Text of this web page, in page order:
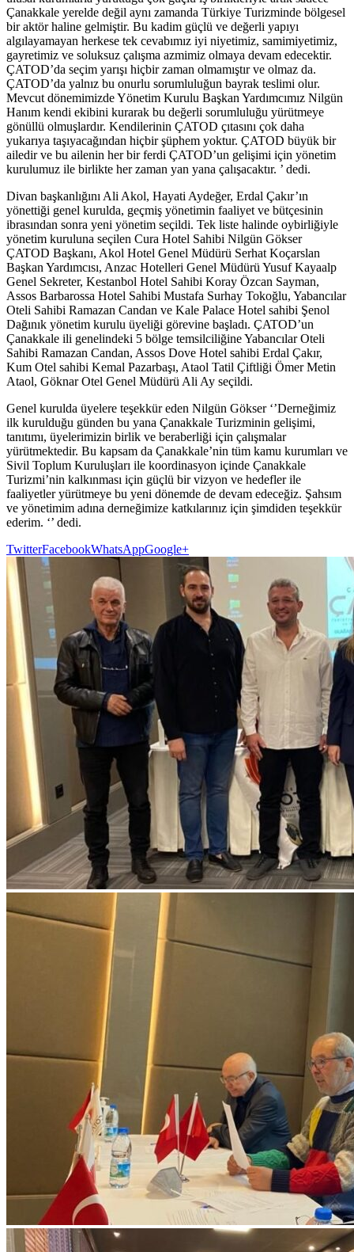
Çanakkale yerelde değil aynı zamanda Türkiye Turizminde bölgesel
bir aktör haline gelmiştir. Bu kadim güçlü ve değerli yapıyı
algılayamayan herkese tek cevabımız iyi niyetimiz, samimiyetimiz,
gayretimiz ve soluksuz çalışma azmimiz olmaya devam edecektir.
ÇATOD’da seçim yarışı hiçbir zaman olmamıştır ve olmaz da.
ÇATOD’da yalnız bu onurlu sorumluluğun bayrak teslimi olur.
Mevcut dönemimizde Yönetim Kurulu Başkan Yardımcımız Nilgün
Hanım kendi ekibini kurarak bu değerli sorumluluğu yürütmeye
gönüllü olmuşlardır. Kendilerinin ÇATOD çıtasını çok daha
yukarıya taşıyacağından hiçbir şüphem yoktur. ÇATOD büyük bir
ailedir ve bu ailenin her bir ferdi ÇATOD’un gelişimi için yönetim
kurulumuz ile birlikte her zaman yan yana çalışacaktır. ’ dedi.
Divan başkanlığını Ali Akol, Hayati Aydeğer, Erdal Çakır’ın
yönettiği genel kurulda, geçmiş yönetimin faaliyet ve bütçesinin
ibrasından sonra yeni yönetim seçildi. Tek liste halinde oybirliğiyle
yönetim kuruluna seçilen Cura Hotel Sahibi Nilgün Gökser
ÇATOD Başkanı, Akol Hotel Genel Müdürü Serhat Koçarslan
Başkan Yardımcısı, Anzac Hotelleri Genel Müdürü Yusuf Kayaalp
Genel Sekreter, Kestanbol Hotel Sahibi Koray Özcan Sayman,
Assos Barbarossa Hotel Sahibi Mustafa Surhay Tokoğlu, Yabancılar
Oteli Sahibi Ramazan Candan ve Kale Palace Hotel sahibi Şenol
Dağınık yönetim kurulu üyeliği görevine başladı. ÇATOD’un
Çanakkale ili genelindeki 5 bölge temsilciliğine Yabancılar Oteli
Sahibi Ramazan Candan, Assos Dove Hotel sahibi Erdal Çakır,
Kum Otel sahibi Kemal Pazarbaşı, Ataol Tatil Çiftliği Ömer Metin
Ataol, Göknar Otel Genel Müdürü Ali Ay seçildi.
Genel kurulda üyelere teşekkür eden Nilgün Gökser ‘’Derneğimiz
ilk kurulduğu günden bu yana Çanakkale Turizminin gelişimi,
tanıtımı, üyelerimizin birlik ve beraberliği için çalışmalar
yürütmektedir. Bu kapsam da Çanakkale’nin tüm kamu kurumları ve
Sivil Toplum Kuruluşları ile koordinasyon içinde Çanakkale
Turizmi’nin kalkınması için güçlü bir vizyon ve hedefler ile
faaliyetler yürütmeye bu yeni dönemde de devam edeceğiz. Şahsım
ve yönetimim adına derneğimize katkılarınız için şimdiden teşekkür
ederim. ‘’ dedi.
TwitterFacebookWhatsAppGoogle+